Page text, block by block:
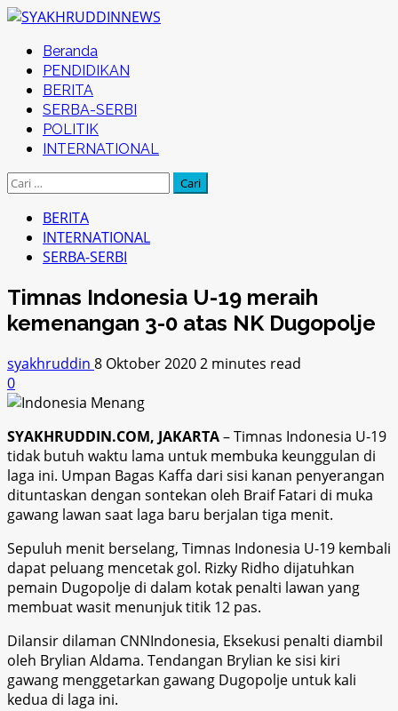
Skip
content
Primary
Menu
Beranda
PENDIDIKAN
BERITA
SERBA-SERBI
POLITIK
INTERNATIONAL
Cari
BERITA
INTERNATIONAL
SERBA-SERBI
Timnas Indonesia U-19 meraih
kemenangan 3-0 atas NK Dugopolje
syakhruddin 8 Oktober 20202 minutes read
0
SYAKHRUDDIN.COM, JAKARTA– Timnas Indonesia U-19
tidak butuh waktu lama untuk membuka keunggulan di
laga ini. Umpan Bagas Kaffa dari sisi kanan penyerangan
dituntaskan dengan sontekan oleh Braif Fatari di muka
gawang lawan saat laga baru berjalan tiga menit.
Sepuluh menit berselang, Timnas Indonesia U-19 kembali
dapat peluang mencetak gol. Rizky Ridho dijatuhkan
pemain Dugopolje di dalam kotak penalti lawan yang
membuat wasit menunjuk titik 12 pas.
Dilansir dilaman CNNIndonesia, Eksekusi penalti diambil
oleh Brylian Aldama. Tendangan Brylian ke sisi kiri
gawang menggetarkan gawang Dugopolje untuk kali
kedua di laga ini.